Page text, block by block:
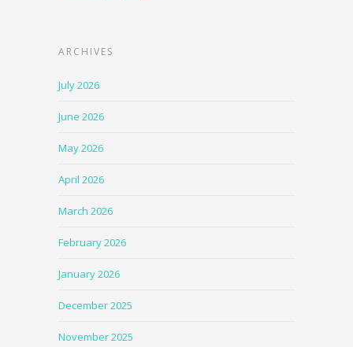
ARCHIVES
July 2026
June 2026
May 2026
April 2026
March 2026
February 2026
January 2026
December 2025
November 2025